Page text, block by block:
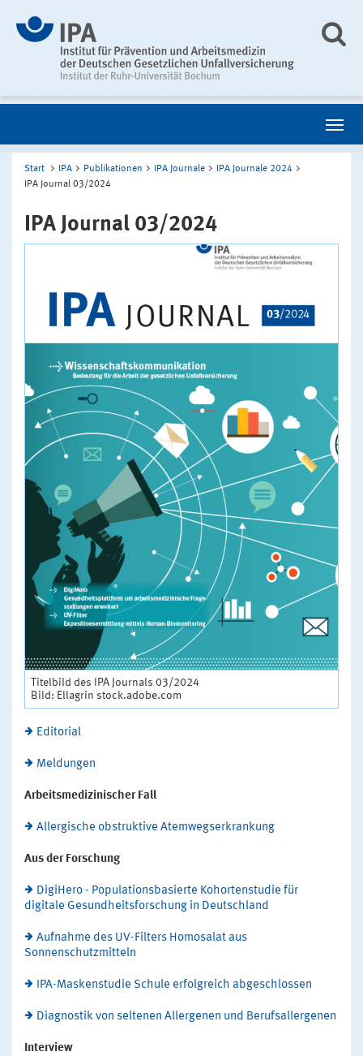
Start IPA Publikationen IPA Journale
IPA Journale 2024
IPA Journal 03/2024
IPA Journal 03/2024
Titelbild des IPA Journals 03/2024
Bild: Ellagrin stock.adobe.com
Editorial
Meldungen
Arbeitsmedizinischer Fall
Allergische obstruktive Atemwegserkrankung
Aus der Forschung
DigiHero - Populationsbasierte Kohortenstudie für
digitale Gesundheitsforschung in Deutschland
Aufnahme des UV-Filters Homosalat aus
Sonnenschutzmitteln
IPA-Maskenstudie Schule erfolgreich abgeschlossen
Diagnostik von seltenen Allergenen und Berufsallergenen
Interview